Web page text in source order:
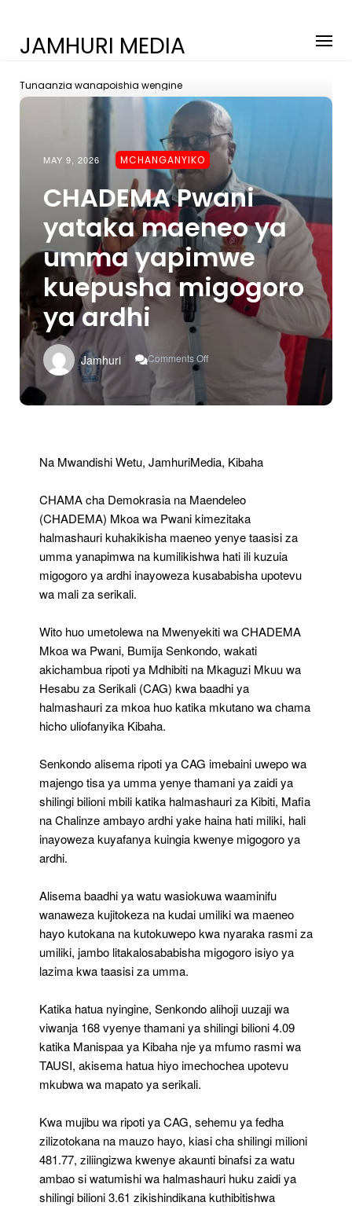
JAMHURI MEDIA
Tunaanzia wanapoishia wengine
MAY 9, 2026 MCHANGANYIKO
CHADEMA Pwani
yataka maeneo ya
umma yapimwe
kuepusha migogoro
ya ardhi
Jamhuri Comments Off
Yapimwe
Kuepusha
Ya
Ardhi
Na Mwandishi Wetu, JamhuriMedia, Kibaha
CHAMA cha Demokrasia na Maendeleo
(CHADEMA) Mkoa wa Pwani kimezitaka
halmashauri kuhakikisha maeneo yenye taasisi za
umma yanapimwa na kumilikishwa hati ili kuzuia
migogoro ya ardhi inayoweza kusababisha upotevu
wa mali za serikali.
Wito huo umetolewa na Mwenyekiti wa CHADEMA
Mkoa wa Pwani, Bumija Senkondo, wakati
akichambua ripoti ya Mdhibiti na Mkaguzi Mkuu wa
Hesabu za Serikali (CAG) kwa baadhi ya
halmashauri za mkoa huo katika mkutano wa chama
hicho uliofanyika Kibaha.
Senkondo alisema ripoti ya CAG imebaini uwepo wa
majengo tisa ya umma yenye thamani ya zaidi ya
shilingi bilioni mbili katika halmashauri za Kibiti, Mafia
na Chalinze ambayo ardhi yake haina hati miliki, hali
inayoweza kuyafanya kuingia kwenye migogoro ya
ardhi.
Alisema baadhi ya watu wasiokuwa waaminifu
wanaweza kujitokeza na kudai umiliki wa maeneo
hayo kutokana na kutokuwepo kwa nyaraka rasmi za
umiliki, jambo litakalosababisha migogoro isiyo ya
lazima kwa taasisi za umma.
Katika hatua nyingine, Senkondo alihoji uuzaji wa
viwanja 168 vyenye thamani ya shilingi bilioni 4.09
katika Manispaa ya Kibaha nje ya mfumo rasmi wa
TAUSI, akisema hatua hiyo imechochea upotevu
mkubwa wa mapato ya serikali.
Kwa mujibu wa ripoti ya CAG, sehemu ya fedha
zilizotokana na mauzo hayo, kiasi cha shilingi milioni
481.77, ziliingizwa kwenye akaunti binafsi za watu
ambao si watumishi wa halmashauri huku zaidi ya
shilingi bilioni 3.61 zikishindikana kuthibitishwa